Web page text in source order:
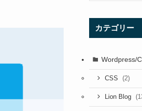
カテゴリー
Wordpress/
CSS (2)
Lion Blog